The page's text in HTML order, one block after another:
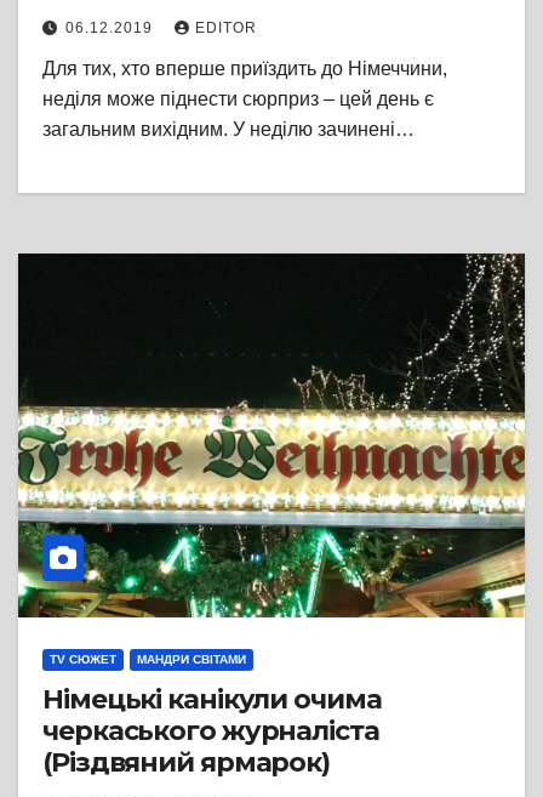
06.12.2019 EDITOR
Для тих, хто вперше приїздить до Німеччини,
неділя може піднести сюрприз – цей день є
загальним вихідним. У неділю зачинені…
TV СЮЖЕТ МАНДРИ СВІТАМИ
Німецькі канікули очима
черкаського журналіста
(Різдвяний ярмарок)